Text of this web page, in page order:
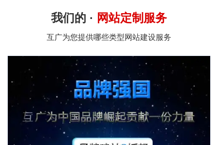
我们的 · 网站定制服务
互广为您提供哪些类型网站建设服务